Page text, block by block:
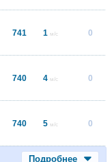
741 1 м/с 0
740 4 м/с 0
740 5 м/с 0
Подробнее